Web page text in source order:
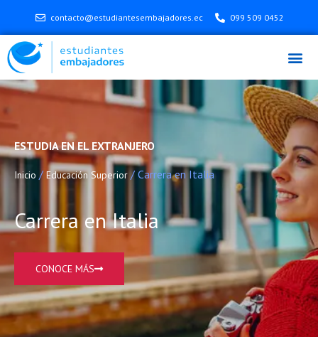
contacto@estudiantesembajadores.ec 099 509 0452
ESTUDIA EN EL EXTRANJERO
Inicio / Educación Superior/ Carrera en Italia
Carrera en Italia
CONOCE MÁS